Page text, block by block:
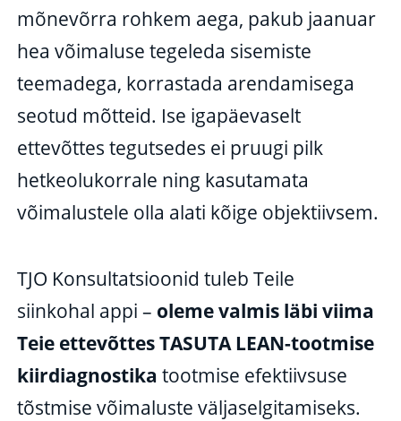
mõnevõrra rohkem aega, pakub jaanuar
hea võimaluse tegeleda sisemiste
teemadega, korrastada arendamisega
seotud mõtteid. Ise igapäevaselt
ettevõttes tegutsedes ei pruugi pilk
hetkeolukorrale ning kasutamata
võimalustele olla alati kõige objektiivsem.
TJO Konsultatsioonid tuleb Teile
siinkohal appi – oleme valmis läbi viima
Teie ettevõttes TASUTA LEAN-tootmise
kiirdiagnostika tootmise efektiivsuse
tõstmise võimaluste väljaselgitamiseks.